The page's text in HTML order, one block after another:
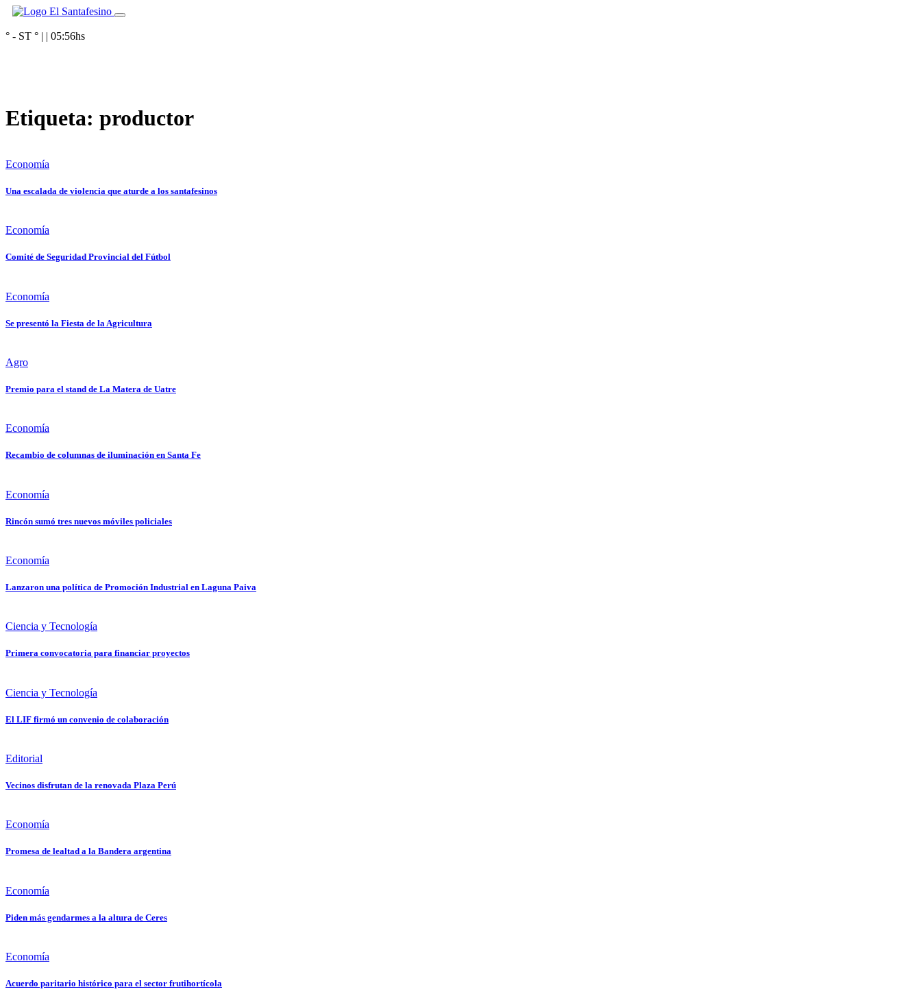
° - ST ° | | 05:56hs
Etiqueta: productor
Economía
Una escalada de violencia que aturde a los santafesinos
Economía
Comité de Seguridad Provincial del Fútbol
Economía
Se presentó la Fiesta de la Agricultura
Agro
Premio para el stand de La Matera de Uatre
Economía
Recambio de columnas de iluminación en Santa Fe
Economía
Rincón sumó tres nuevos móviles policiales
Economía
Lanzaron una política de Promoción Industrial en Laguna Paiva
Ciencia y Tecnología
Primera convocatoria para financiar proyectos
Ciencia y Tecnología
El LIF firmó un convenio de colaboración
Editorial
Vecinos disfrutan de la renovada Plaza Perú
Economía
Promesa de lealtad a la Bandera argentina
Economía
Piden más gendarmes a la altura de Ceres
Economía
Acuerdo paritario histórico para el sector frutihortícola